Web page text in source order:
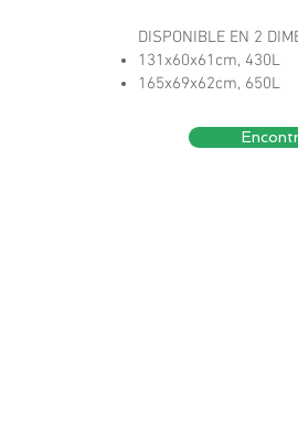
DISPONIBLE EN 2
131x60x61cm, 430L
165x69x62cm, 650L